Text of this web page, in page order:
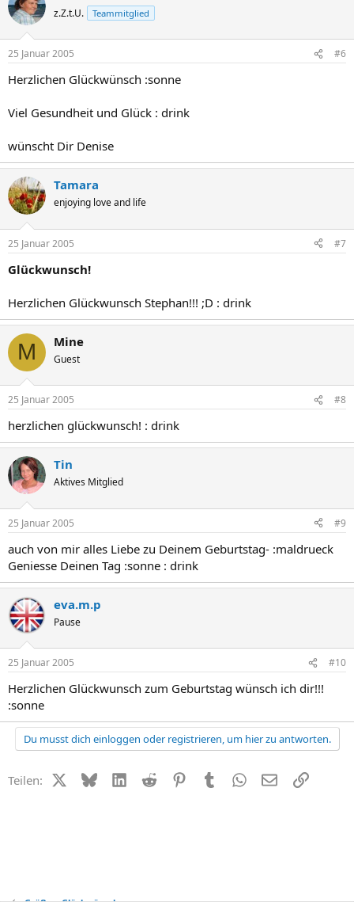
z.Z.t.U. Teammitglied
25 Januar 2005 #6
Herzlichen Glückwünsch :sonne
Viel Gesundheit und Glück : drink
wünscht Dir Denise
Tamara
enjoying love and life
25 Januar 2005 #7
Glückwunsch!
Herzlichen Glückwunsch Stephan!!! ;D : drink
M Mine
Guest
25 Januar 2005 #8
herzlichen glückwunsch! : drink
Tin
Aktives Mitglied
25 Januar 2005 #9
auch von mir alles Liebe zu Deinem Geburtstag- :maldrueck
Geniesse Deinen Tag :sonne : drink
eva.m.p
Pause
25 Januar 2005 #10
Herzlichen Glückwunsch zum Geburtstag wünsch ich dir!!!
:sonne
Du musst dich einloggen oder registrieren, um hier zu antworten.
Teilen: X (Twitter)
BlueskyLinkedIn
Reddit PinterestTumblr WhatsApp
E-MailLink